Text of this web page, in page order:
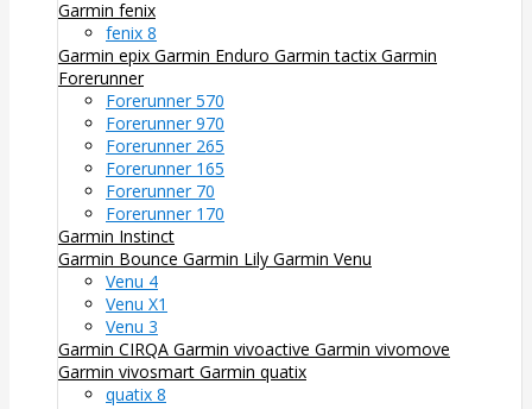
Garmin fenix
fenix 8
Garmin epix Garmin Enduro Garmin tactix Garmin
Forerunner
Forerunner 570
Forerunner 970
Forerunner 265
Forerunner 165
Forerunner 70
Forerunner 170
Garmin Instinct
Garmin Bounce Garmin Lily Garmin Venu
Venu 4
Venu X1
Venu 3
Garmin CIRQA Garmin vivoactive Garmin vivomove
Garmin vivosmart Garmin quatix
quatix 8